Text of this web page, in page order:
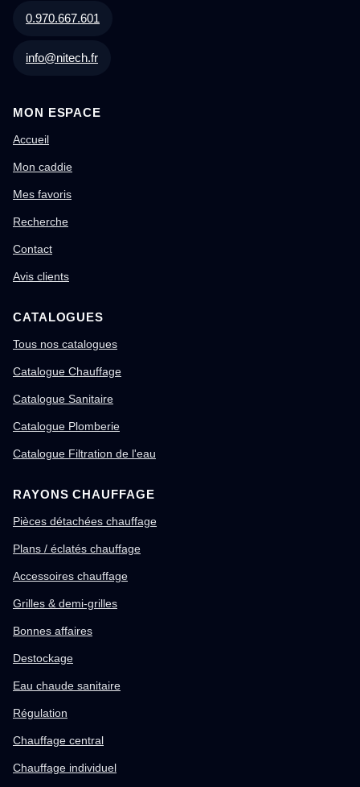
0.970.667.601
info@nitech.fr
MON ESPACE
Accueil
Mon caddie
Mes favoris
Recherche
Contact
Avis clients
CATALOGUES
Tous nos catalogues
Catalogue Chauffage
Catalogue Sanitaire
Catalogue Plomberie
Catalogue Filtration de l'eau
RAYONS CHAUFFAGE
Pièces détachées chauffage
Plans / éclatés chauffage
Accessoires chauffage
Grilles & demi-grilles
Bonnes affaires
Destockage
Eau chaude sanitaire
Régulation
Chauffage central
Chauffage individuel